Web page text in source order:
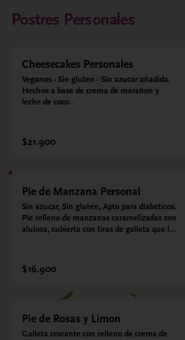
Postres Personales
Cheesecakes Personales
Veganos - Sin gluten - Sin azucar añadida.
Hechos a base de crema de marañon y
leche de coco .
$21.900
Pie de Manzana Personal
Sin azucar, Sin gluten, Apto para diabeticos.
Pie relleno de manzanas caramelizadas con
alulosa, cubierta con tiras de galleta que le
envuelve todos los sabores.
$16.900
Pie de Rosas y Limon
Galleta crocante con relleno de crema de